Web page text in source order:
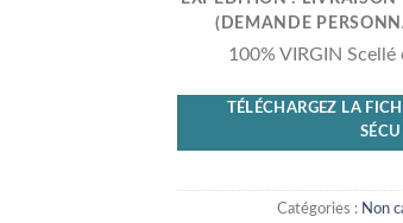
(DEMANDE
100% VIRGIN
TÉLÉCHARGEZ LA
Catégories : Non